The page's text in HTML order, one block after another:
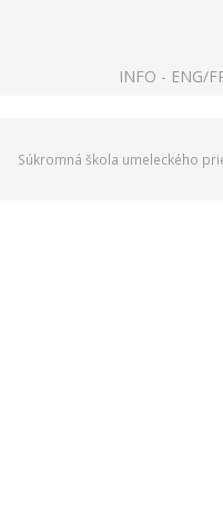
INFO - ENG/
Súkromná škola umeleckého